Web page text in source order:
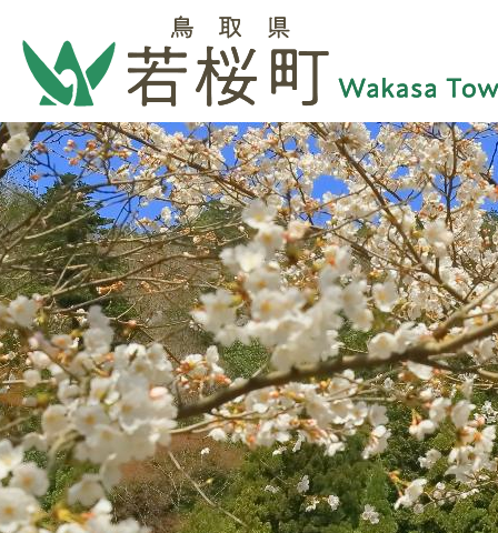
2
枚
目
の
ス
ラ
イ
ド
3
枚
目
の
ス
ラ
イ
ド